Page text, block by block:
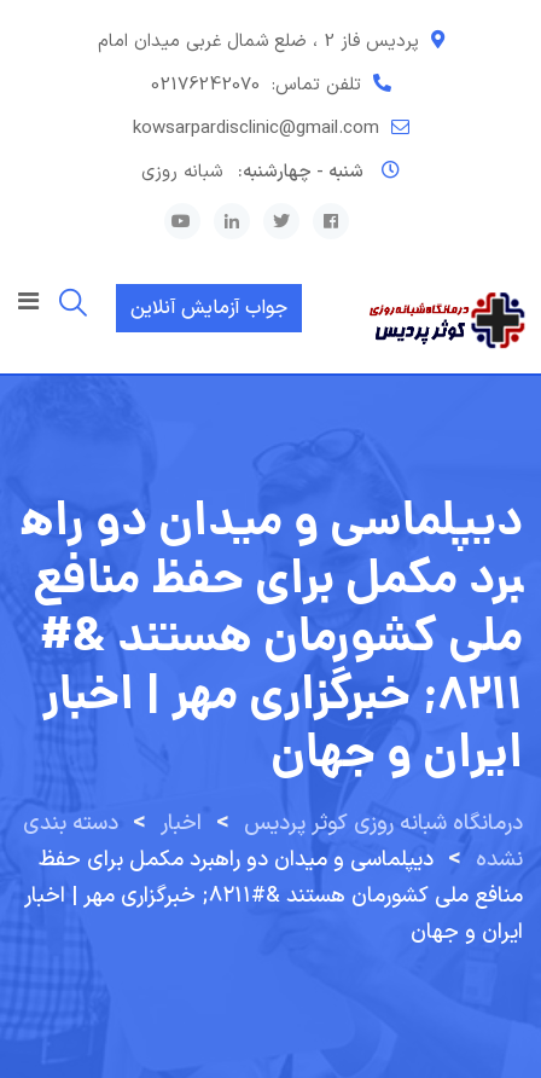
پردیس فاز 2 ، ضلع شمال غربی میدان امام
تلفن تماس: 02176242070
kowsarpardisclinic@gmail.com
شنبه - چهارشنبه:
شبانه روزی
جواب آزمایش آنلاین
دیپلماسی و میدان دو راه
برد مکمل برای حفظ منافع
ملی کشورمان هستند &#
۸۲۱۱; خبرگزاری مهر | اخبار
ایران و جهان
درمانگاه شبانه روزی کوثر پردیس > اخبار > دسته بندی
نشده > دیپلماسی و میدان دو راهبرد مکمل برای حفظ
منافع ملی کشورمان هستند &#۸۲۱۱; خبرگزاری مهر | اخبار
ایران و جهان